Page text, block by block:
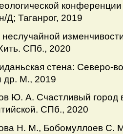
конференции
Д; Таганрог, 2019
СПб., 2020
стена: Северо-
др. М., 2019
Ю. А. Счастливый город
СПб., 2020
Н. М., Бобомуллоев С.